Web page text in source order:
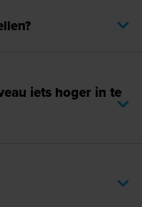
iets hoger in te